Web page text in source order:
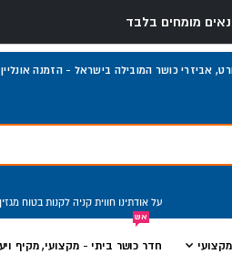
מומחים בלבד
אביזרי כושר המובילה בישראל - הזמנה
על אודתינו חווית קניה לקנות בטוח מגזין
חדר כושר ביתי - מקצועי, מקיף
אש